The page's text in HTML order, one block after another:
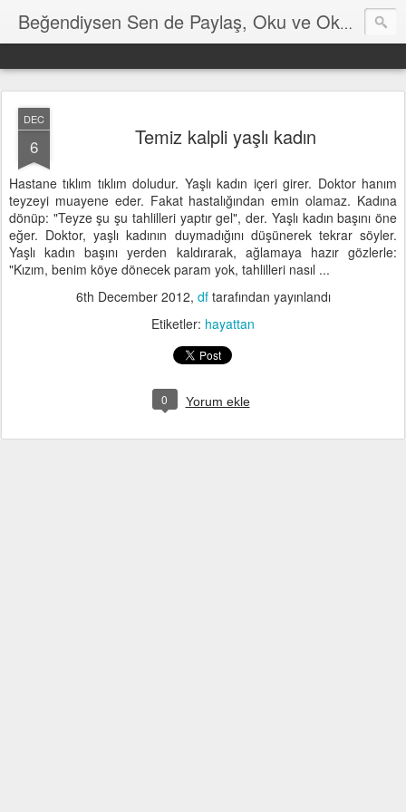
Beğendiysen Sen de Paylaş, Oku ve Okut
DEC
6 Temiz kalpli yaşlı kadın
Hastane tıklım tıklım doludur. Yaşlı kadın içeri girer. Doktor hanım
teyzeyi muayene eder. Fakat hastalığından emin olamaz. Kadına
dönüp: "Teyze şu şu tahlilleri yaptır gel", der. Yaşlı kadın başını öne
eğer. Doktor, yaşlı kadının duymadığını düşünerek tekrar söyler.
Yaşlı kadın başını yerden kaldırarak, ağlamaya hazır gözlerle:
"Kızım, benim köye dönecek param yok, tahlilleri nasıl ...
6th December 2012, dftarafından yayınlandı
Etiketler: hayattan
0 Yorum ekle